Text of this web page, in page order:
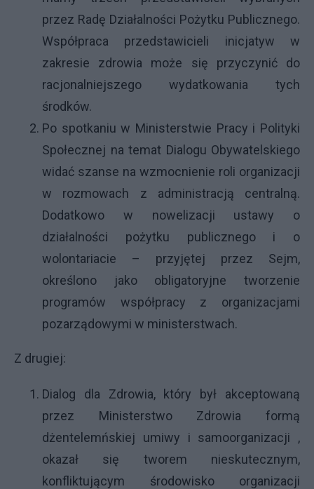
przez Radę Działalności Pożytku Publicznego.
Współpraca przedstawicieli inicjatyw w
zakresie zdrowia może się przyczynić do
racjonalniejszego wydatkowania tych
środków.
Po spotkaniu w Ministerstwie Pracy i Polityki
Społecznej na temat Dialogu Obywatelskiego
widać szanse na wzmocnienie roli organizacji
w rozmowach z administracją centralną.
Dodatkowo w nowelizacji ustawy o
działalności pożytku publicznego i o
wolontariacie – przyjętej przez Sejm,
określono jako obligatoryjne tworzenie
programów współpracy z organizacjami
pozarządowymi w ministerstwach.
Z drugiej:
Dialog dla Zdrowia, który był akceptowaną
przez Ministerstwo Zdrowia formą
dżentelemńskiej umiwy i samoorganizacji ,
okazał się tworem nieskutecznym,
konfliktującym środowisko organizacji